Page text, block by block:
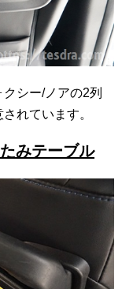
シー/ノアの2列
れています。
みテーブル